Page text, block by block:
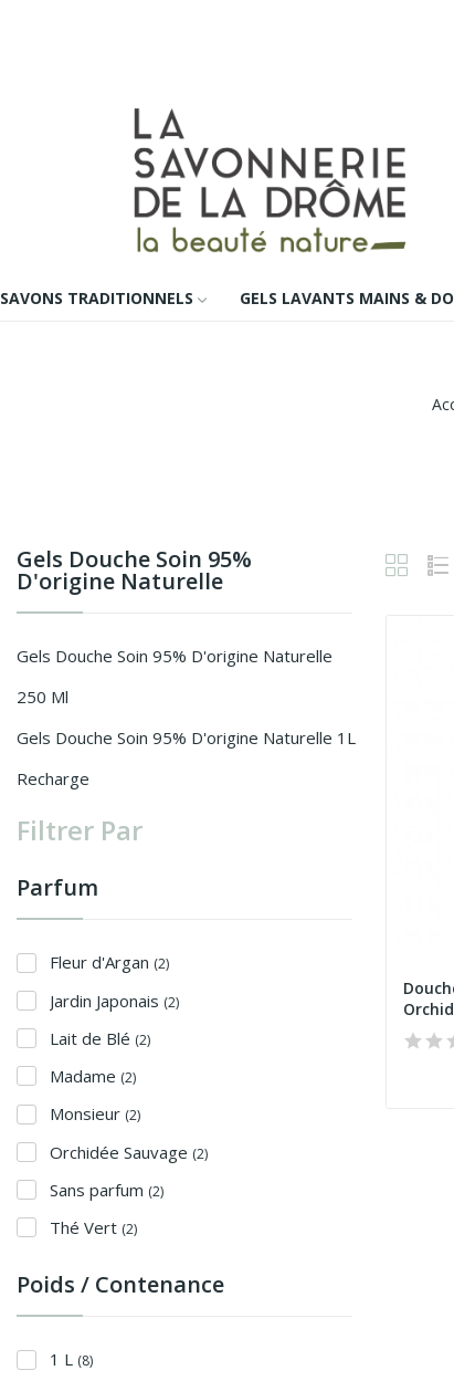
SAVONS TRADITIONNELS GELS LAVANTS MAINS &
Gels Douche Soin 95%
D'origine Naturelle
Gels Douche Soin 95% D'origine Naturelle
250 Ml
Gels Douche Soin 95% D'origine Naturelle 1L
Recharge
Filtrer Par
Parfum
Fleur d'Argan (2)
Jardin Japonais (2)
Lait de Blé (2)
Madame (2)
Monsieur (2)
Orchidée Sauvage (2)
Sans parfum (2)
Thé Vert (2)
Poids / Contenance
1 L (8)